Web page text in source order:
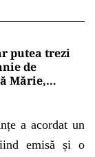
putea trezi
de
Mărie,
a acordat un
emisă și o